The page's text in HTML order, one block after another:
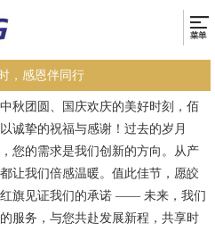
，感恩伴同行
秋团圆、国庆欢庆的美好时刻，佰
诚挚的祝福与感谢！过去的岁月
您的需求是我们创新的方向。从产
让我们倍感温暖。值此佳节，愿皎
旗见证我们的承诺 —— 未来，我们
服务，与您共赴发展新程，共享时